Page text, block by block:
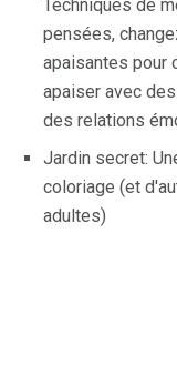
Techniques de
pensées,
apaisantes pour
apaiser avec
des relations
Jardin secret:
coloriage (et
adultes)